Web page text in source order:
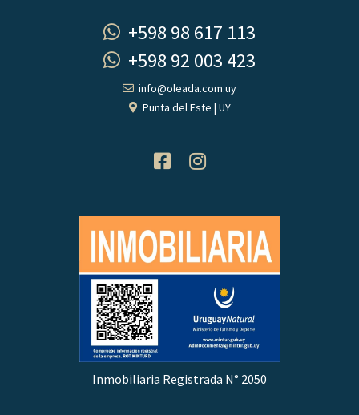
+598 98 617 113
+598 92 003 423
info@oleada.com.uy
Punta del Este | UY
Inmobiliaria Registrada N° 2050